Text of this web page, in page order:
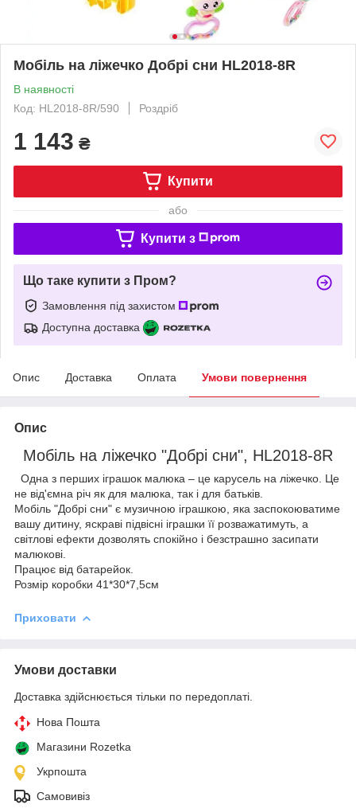
Мобіль на ліжечко Добрі сни HL2018-8R
В наявності
Код: HL2018-8R/590
Роздріб
1 143 ₴
Купити
або
Купити з
Що таке купити з Пром?
Замовлення під захистом
Доступна доставка
Опис Доставка Оплата Умови повернення
Опис
Мобіль на ліжечко "Добрі сни", HL2018-8R
Одна з перших іграшок малюка – це карусель на ліжечко. Це
не від'ємна річ як для малюка, так і для батьків.
Мобіль "Добрі сни" є музичною іграшкою, яка заспокоюватиме
вашу дитину, яскраві підвісні іграшки її розважатимуть, а
світлові ефекти дозволять спокійно і безстрашно засипати
малюкові.
Працює від батарейок.
Розмір коробки 41*30*7,5см
Приховати
Умови доставки
Доставка здійснюється тільки по передоплаті.
Нова Пошта
Магазини Rozetka
Укрпошта
Самовивіз